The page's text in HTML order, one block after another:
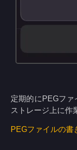
定期的にPEGファ
ストレージ上に作
PEGファイルの書